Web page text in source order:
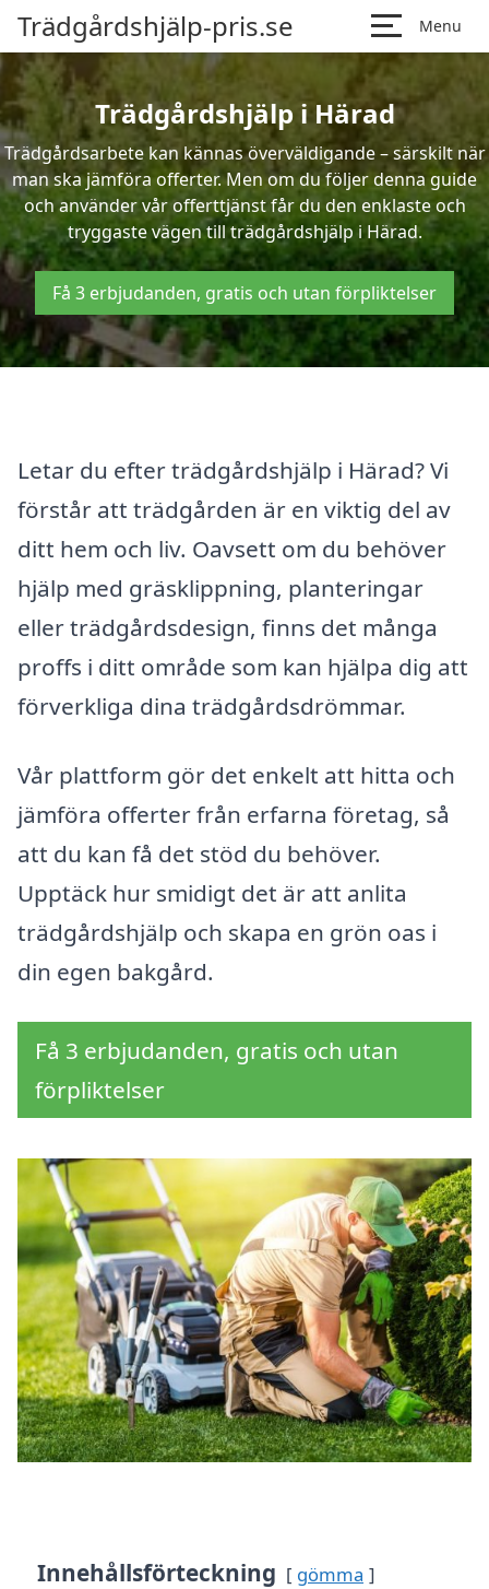
Trädgårdshjälp-pris.se Menu
Trädgårdshjälp i Härad
Trädgårdsarbete kan kännas överväldigande – särskilt när
man ska jämföra offerter. Men om du följer denna guide
och använder vår offerttjänst får du den enklaste och
tryggaste vägen till trädgårdshjälp i Härad.
Få 3 erbjudanden, gratis och utan förpliktelser
Letar du efter trädgårdshjälp i Härad? Vi
förstår att trädgården är en viktig del av
ditt hem och liv. Oavsett om du behöver
hjälp med gräsklippning, planteringar
eller trädgårdsdesign, finns det många
proffs i ditt område som kan hjälpa dig att
förverkliga dina trädgårdsdrömmar.
Vår plattform gör det enkelt att hitta och
jämföra offerter från erfarna företag, så
att du kan få det stöd du behöver.
Upptäck hur smidigt det är att anlita
trädgårdshjälp och skapa en grön oas i
din egen bakgård.
Få 3 erbjudanden, gratis och utan
förpliktelser
Innehållsförteckning gömma